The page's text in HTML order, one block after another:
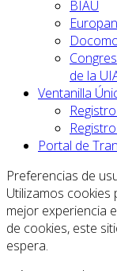
BIAU
Europan
de la
Ventanilla
Portal de
Preferencias de
Utilizamos cookies
mejor experiencia
de cookies, este
espera.